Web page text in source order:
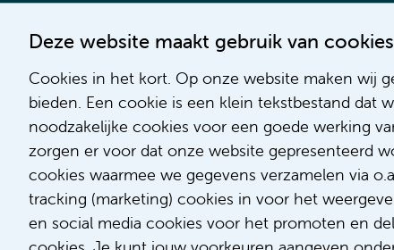
Deze website maakt gebruik van cookies
Cookies in het kort. Op onze website maken wij
bieden. Een cookie is een klein tekstbestand dat
noodzakelijke cookies voor een goede werking
zorgen er voor dat onze website gepresenteerd
cookies waarmee we gegevens verzamelen via
tracking (marketing) cookies in voor het
en social media cookies voor het promoten en